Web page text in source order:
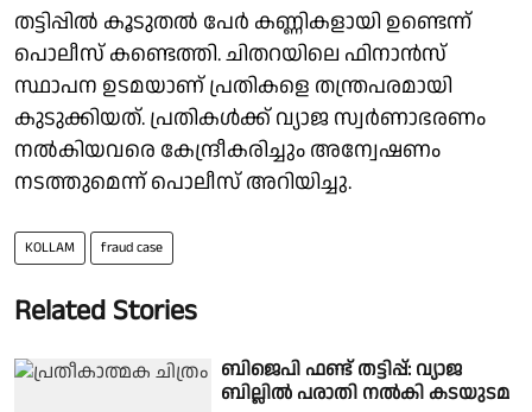
തട്ടിപ്പിൽ കൂടുതൽ പേർ കണ്ണികളായി ഉണ്ടെന്ന്
പൊലീസ് കണ്ടെത്തി. ചിതറയിലെ ഫിനാൻസ്
സ്ഥാപന ഉടമയാണ് പ്രതികളെ തന്ത്രപരമായി
കുടുക്കിയത്. പ്രതികൾക്ക് വ്യാജ സ്വർണാഭരണം
നൽകിയവരെ കേന്ദ്രീകരിച്ചും അന്വേഷണം
നടത്തുമെന്ന് പൊലീസ് അറിയിച്ചു.
KOLLAM fraud case
Related Stories
ബിജെപി ഫണ്ട് തട്ടിപ്പ്: വ്യാജ
ബില്ലിൽ പരാതി നൽകി കടയുടമ